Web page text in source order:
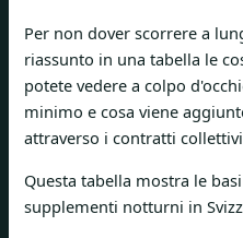
Per non dover scorrere a
riassunto in una tabella le
potete vedere a colpo
minimo e cosa viene
attraverso i contratti collettivi
Questa tabella mostra le
supplementi notturni in